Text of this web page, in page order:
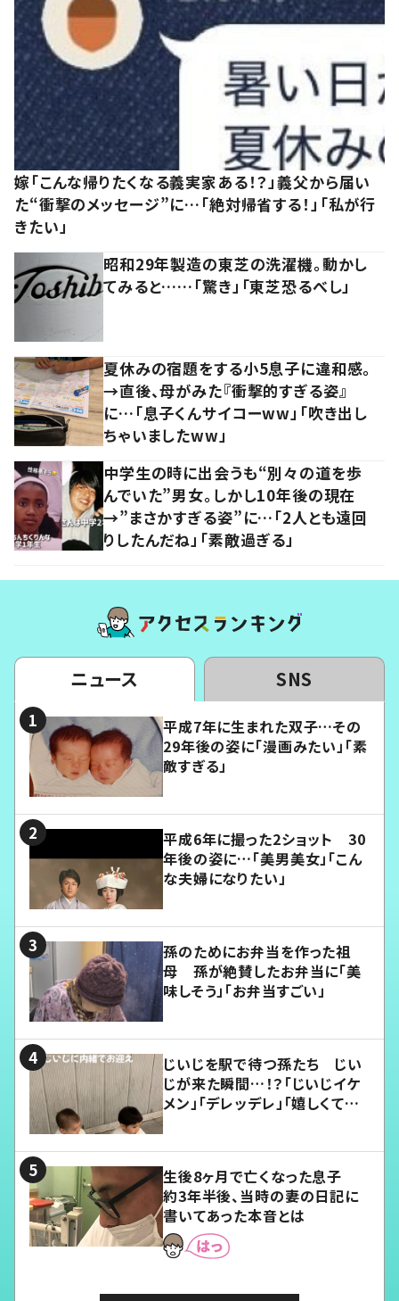
嫁「こんな帰りたくなる義実家ある！？」義父から届い
た“衝撃のメッセージ”に…「絶対帰省する！」「私が行
きたい」
昭和29年製造の東芝の洗濯機。動かし
てみると……「驚き」「東芝恐るべし」
夏休みの宿題をする小5息子に違和感。
→直後、母がみた『衝撃的すぎる姿』
に…「息子くんサイコーww」「吹き出し
ちゃいましたww」
中学生の時に出会うも“別々の道を歩
んでいた”男女。しかし10年後の現在
→”まさかすぎる姿”に…「2人とも遠回
りしたんだね」「素敵過ぎる」
ニュース SNS
平成7年に生まれた双子…その
29年後の姿に「漫画みたい」「素
敵すぎる」
平成6年に撮った2ショット 30
年後の姿に…「美男美女」「こん
な夫婦になりたい」
孫のためにお弁当を作った祖
母 孫が絶賛したお弁当に「美
味しそう」「お弁当すごい」
じいじを駅で待つ孫たち じい
じが来た瞬間…！？「じいじイケ
メン」「デレッデレ」「嬉しくて可
生後8ヶ月で亡くなった息子
約3年半後、当時の妻の日記に
書いてあった本音とは